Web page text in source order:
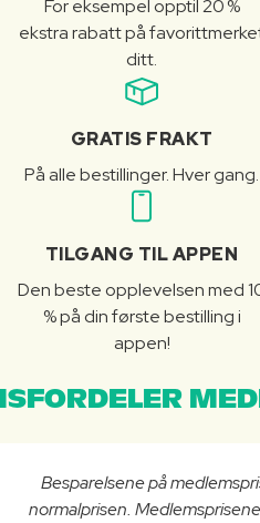
For eksempel opptil 20 %
ekstra rabatt på
ditt.
GRATIS FRAKT
På alle bestillinger. Hver gang.
TILGANG TIL APPEN
Den beste opplevelsen med
% på din første bestilling i
appen!
Besparelsene på
normalprisen.